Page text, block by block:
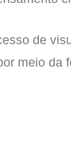
de
meio da